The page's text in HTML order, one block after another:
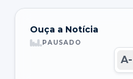
Ouça a Notícia
PAUSADO
A-